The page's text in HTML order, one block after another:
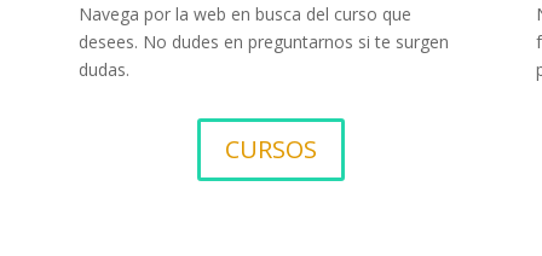
Navega por la web en busca del curso que
desees. No dudes en preguntarnos si te surgen
dudas.
CURSOS